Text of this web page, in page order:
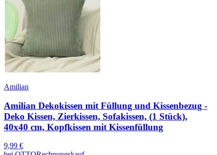
Amilian
Amilian Dekokissen mit Füllung und Kissenbezug -
Deko Kissen, Zierkissen, Sofakissen, (1 Stück),
40x40 cm, Kopfkissen mit Kissenfüllung
9,99 €